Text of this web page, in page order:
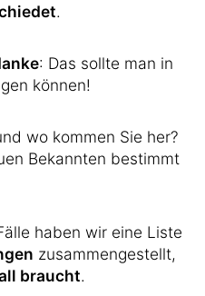
.
: Das sollte man in
können!
wo kommen Sie her?
Bekannten bestimmt
haben wir eine Liste
zusammengestellt,
braucht.